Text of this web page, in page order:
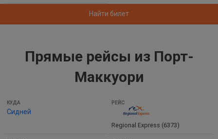
Найти билет
Прямые рейсы из Порт-
Маккуори
КУДА
РЕЙС
Сидней
Regional Express (6373)